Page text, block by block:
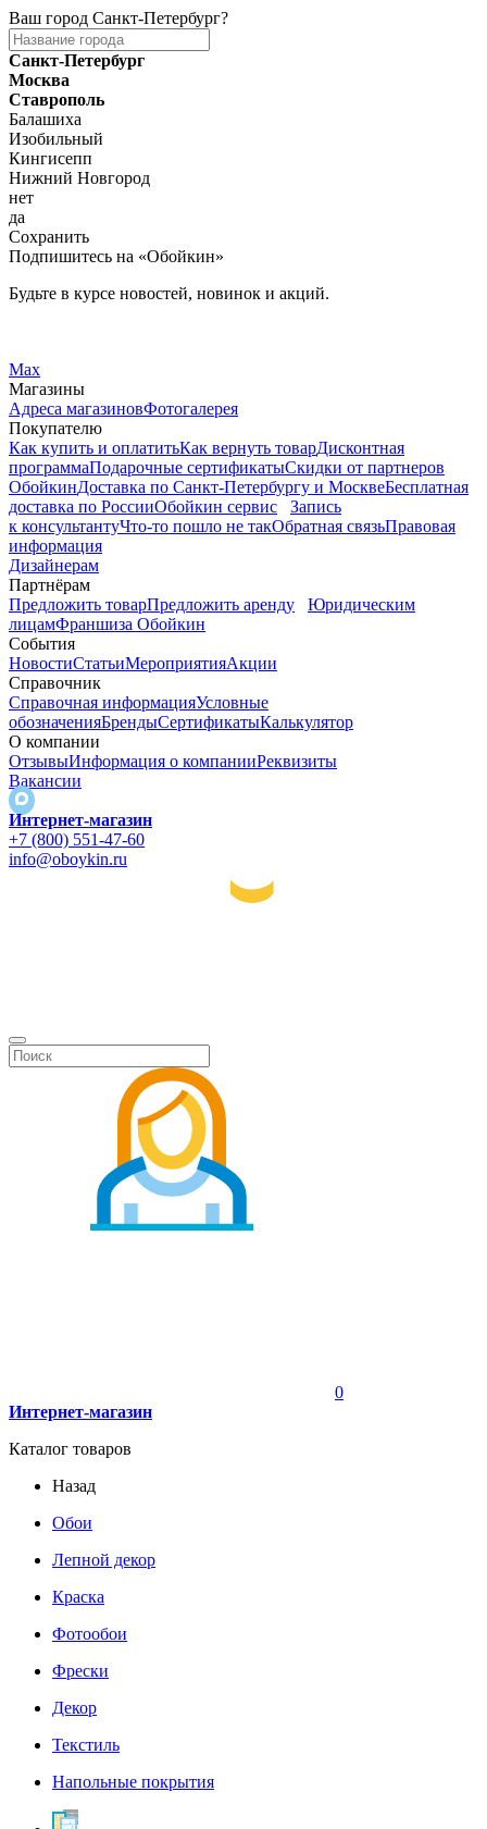
Ваш город Санкт-Петербург?
Санкт-Петербург
Москва
Ставрополь
Балашиха
Изобильный
Кингисепп
Нижний Новгород
нет
да
Сохранить
Подпишитесь на «Обойкин»
Будьте в курсе новостей, новинок и акций.
Max
Магазины
Адреса магазиновФотогалерея
Покупателю
Как купить и оплатитьКак вернуть товарДисконтная
программаПодарочные сертификатыСкидки от партнеров
ОбойкинДоставка по Санкт-Петербургу и МосквеБесплатная
доставка по РоссииОбойкин сервис
Запись
к консультантуЧто-то пошло не такОбратная связьПравовая
информация
Дизайнерам
Партнёрам
Предложить товарПредложить аренду
Юридическим
лицамФраншиза Обойкин
События
НовостиСтатьиМероприятияАкции
Справочник
Справочная информацияУсловные
обозначенияБрендыСертификатыКалькулятор
О компании
ОтзывыИнформация о компанииРеквизиты
Вакансии
Интернет-магазин
+7 (800) 551-47-60
info@oboykin.ru
0
Интернет-магазин
Каталог товаров
Назад
Обои
Лепной декор
Краска
Фотообои
Фрески
Декор
Текстиль
Напольные покрытия